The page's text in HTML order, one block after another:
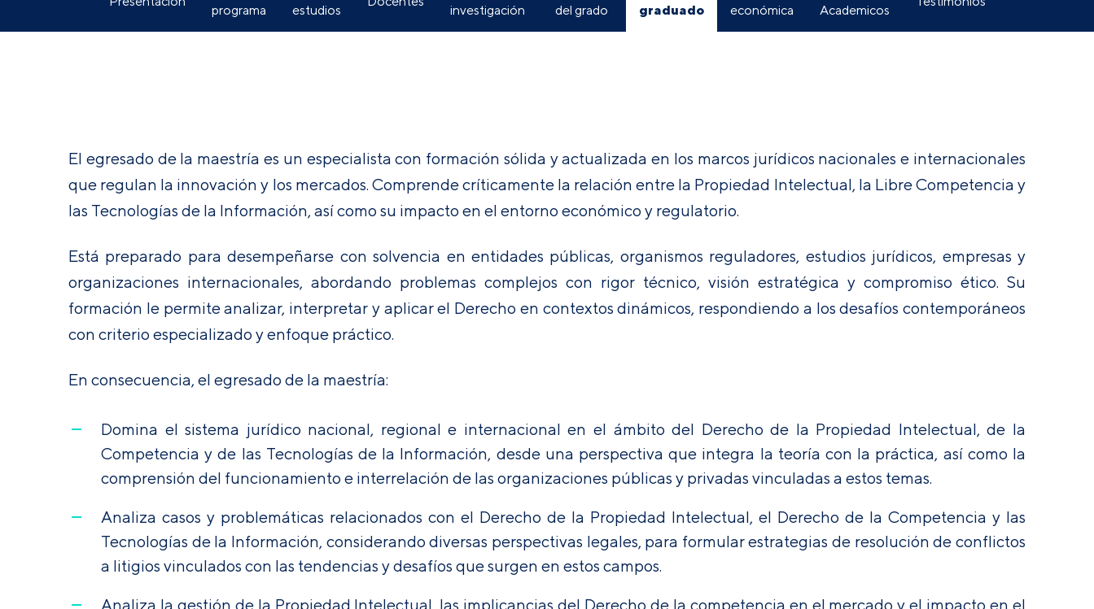
programa
estudios
investigación
del grado
graduado
económica
Academicos
El egresado de la maestría es un especialista con formación sólida y actualizada en los marcos jurídicos nacionales e internacionales
que regulan la innovación y los mercados. Comprende críticamente la relación entre la Propiedad Intelectual, la Libre Competencia y
las Tecnologías de la Información, así como su impacto en el entorno económico y regulatorio.
Está preparado para desempeñarse con solvencia en entidades públicas, organismos reguladores, estudios jurídicos, empresas y
organizaciones internacionales, abordando problemas complejos con rigor técnico, visión estratégica y compromiso ético. Su
formación le permite analizar, interpretar y aplicar el Derecho en contextos dinámicos, respondiendo a los desafíos contemporáneos
con criterio especializado y enfoque práctico.
En consecuencia, el egresado de la maestría:
Domina el sistema jurídico nacional, regional e internacional en el ámbito del Derecho de la Propiedad Intelectual, de la
Competencia y de las Tecnologías de la Información, desde una perspectiva que integra la teoría con la práctica, así como la
comprensión del funcionamiento e interrelación de las organizaciones públicas y privadas vinculadas a estos temas.
Analiza casos y problemáticas relacionados con el Derecho de la Propiedad Intelectual, el Derecho de la Competencia y las
Tecnologías de la Información, considerando diversas perspectivas legales, para formular estrategias de resolución de conflictos
a litigios vinculados con las tendencias y desafíos que surgen en estos campos.
Analiza la gestión de la Propiedad Intelectual, las implicancias del Derecho de la competencia en el mercado y el impacto en el